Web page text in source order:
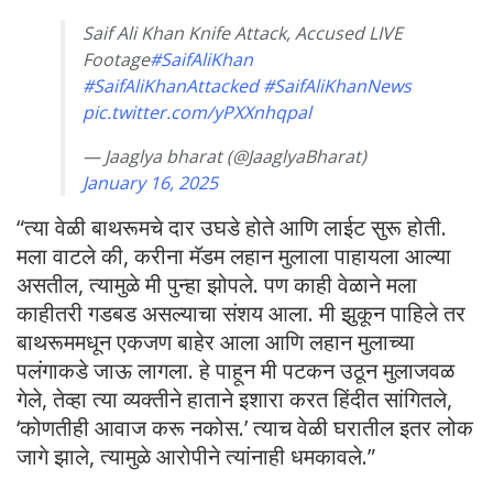
Saif Ali Khan Knife Attack, Accused LIVE
Footage#SaifAliKhan
#SaifAliKhanAttacked #SaifAliKhanNews
pic.twitter.com/yPXXnhqpal
— Jaaglya bharat (@JaaglyaBharat)
January 16, 2025
“त्या वेळी बाथरूमचे दार उघडे होते आणि लाईट सुरू होती.
मला वाटले की, करीना मॅडम लहान मुलाला पाहायला आल्या
असतील, त्यामुळे मी पुन्हा झोपले. पण काही वेळाने मला
काहीतरी गडबड असल्याचा संशय आला. मी झुकून पाहिले तर
बाथरूममधून एकजण बाहेर आला आणि लहान मुलाच्या
पलंगाकडे जाऊ लागला. हे पाहून मी पटकन उठून मुलाजवळ
गेले, तेव्हा त्या व्यक्तीने हाताने इशारा करत हिंदीत सांगितले,
‘कोणतीही आवाज करू नकोस.’ त्याच वेळी घरातील इतर लोक
जागे झाले, त्यामुळे आरोपीने त्यांनाही धमकावले.”